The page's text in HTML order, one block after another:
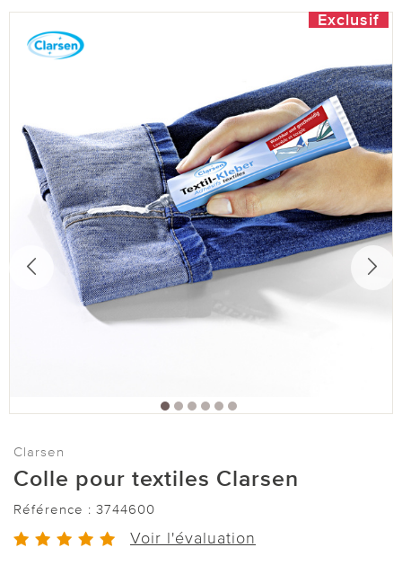
Exclusif
Clarsen
Colle pour textiles Clarsen
Référence : 3744600
Voir l'évaluation